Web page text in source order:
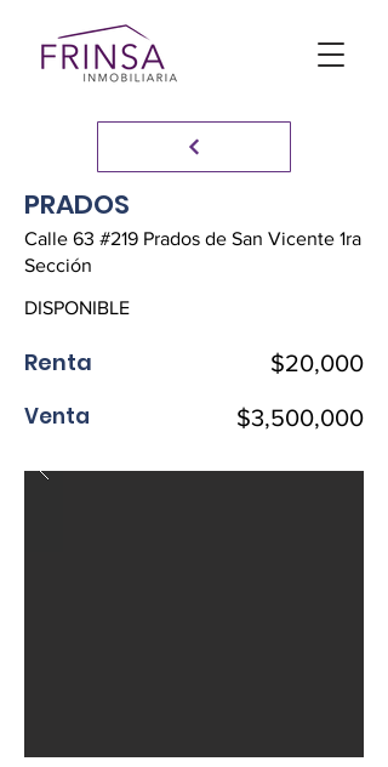
PRADOS
Calle 63 #219 Prados de San Vicente 1ra
Sección
DISPONIBLE
$20,000
Renta
$3,500,000
Venta